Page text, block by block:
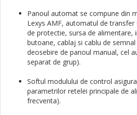
Panoul automat se compune din
Lexys AMF, automatul de transfer
de protectie, sursa de alimentare,
butoane, cablaj si cablu de
deosebire de panoul manual, cel
separat de grup).
Softul modulului de control
parametrilor retelei principale de
frecventa).